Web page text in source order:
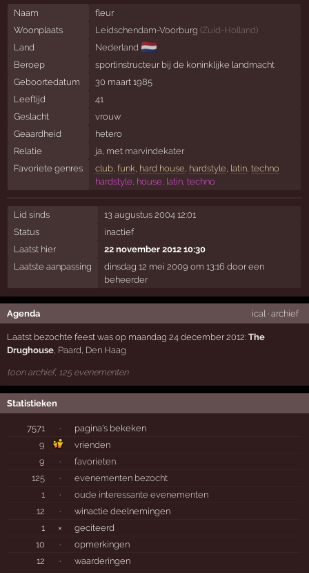
Naam
fleur
Woonplaats
Leidschendam-Voorburg (Zuid-Holland)
Land
Nederland 🇳🇱
Beroep
sportinstructeur bij de koninklijke landmacht
Geboortedatum
30 maart 1985
Leeftijd
41
Geslacht
vrouw
Geaardheid
hetero
Relatie
ja, met marvindekater
Favoriete genres
club, funk, hard house hardstyle latin, techno
hardstyle, house, latin, techno
Lid sinds
13 augustus 2004 12:01
Status
inactief
Laatst hier
22 november 2012 10:30
Laatste aanpassing
dinsdag 12 mei 2009 om 13:16 door een
beheerder
Agenda ical· archief
Laatst bezochte feest was op maandag 24 december 2012:The
Drughouse, Paard, Den Haag
toon archief, 125 evenementen
Statistieken
7571 ·
pagina's bekeken
9
vrienden
9
·
favorieten
125
·
evenementen bezocht
1
·
oude interessante evenementen
12
·
winactie deelnemingen
1
×
geciteerd
10
·
opmerkingen
12
·
waarderingen